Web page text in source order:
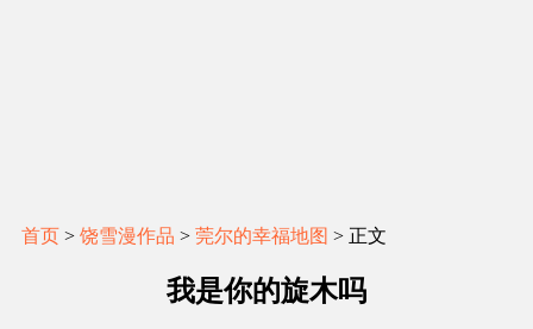
首页 > 饶雪漫作品 > 莞尔的幸福地图 > 正文
我是你的旋木吗